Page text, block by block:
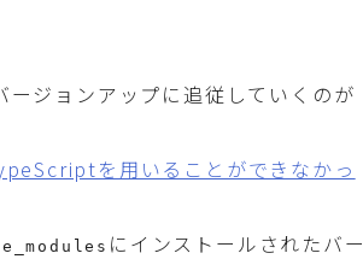
ージョンアップに追従していくのが
を用いることができなかっ
にインストールされたバー